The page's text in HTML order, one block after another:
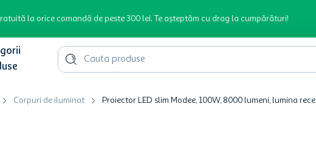
la orice comandă de peste 300 lei. Te așteptăm cu drag la cumpărături!
Cauta produse
Corpuri de iluminat Proiector LED slim Modee, 100W, 8000 lumeni, lumina rece